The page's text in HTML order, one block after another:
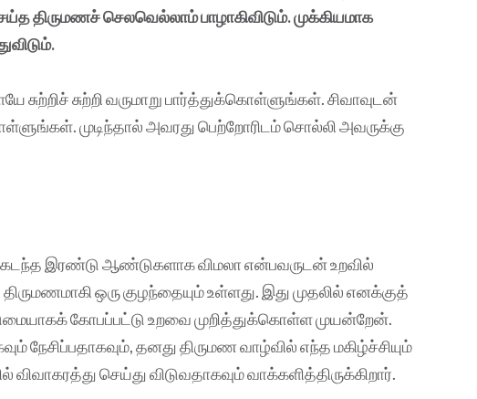
திருமணச் செலவெல்லாம் பாழாகிவிடும். முக்கியமாக
சுற்றிச் சுற்றி வருமாறு பார்த்துக்கொள்ளுங்கள். சிவாவுடன்
முடிந்தால் அவரது பெற்றோரிடம் சொல்லி அவருக்கு
கடந்த இரண்டு ஆண்டுகளாக விமலா என்பவருடன் உறவில்
திருமணமாகி ஒரு குழந்தையும் உள்ளது. இது முதலில் எனக்குத்
கோபப்பட்டு உறவை முறித்துக்கொள்ள முயன்றேன்.
நேசிப்பதாகவும், தனது திருமண வாழ்வில் எந்த மகிழ்ச்சியும்
செய்து விடுவதாகவும் வாக்களித்திருக்கிறார்.